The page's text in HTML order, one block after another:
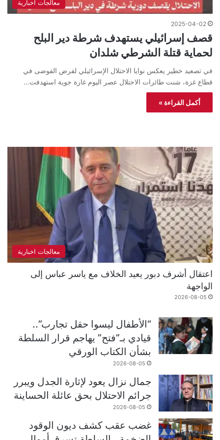
معالجات اخبارية
2025-04-02
قصف إسرائيلي يستهدف شرطة دير البلح
لحماية قتلة الشرطي شلدان
في تصعيد خطير يعكس نوايا الاحتلال الإسرائيلي لفرض الفوضى في
قطاع غزة، شنت طائرات الاحتلال عصر اليوم غارة جوية استهدفت…
أكمل القراءة »
معالجات اخبارية
اعتقال أشرف دبور يعيد الخلاف مع ياسر عباس إلى
الواجهة
2026-08-05
“الأطفال ليسوا حقل تجارب”..
قيادي بـ”فتح” يهاجم قرار السلطة
بشأن الكتاب الورقي
2026-08-05
جمال نزال يعود لإثارة الجدل ويبرر
جرائم الاحتلال بحق عائلة الحساينة
2026-08-05
غضب عقب كشف ديون الوقود